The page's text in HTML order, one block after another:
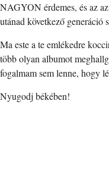
NAGYON érdemes, és az
utánad következő generáció
Ma este a te emlékedre
több olyan albumot
fogalmam sem lenne, hogy
Nyugodj békében!